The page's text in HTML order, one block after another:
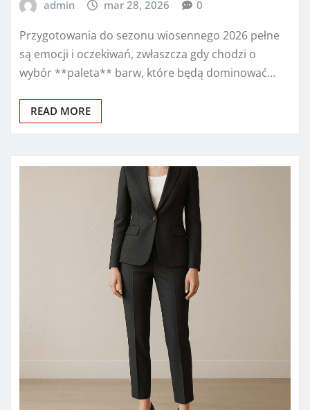
admin mar 28, 2026 0
Przygotowania do sezonu wiosennego 2026 pełne
są emocji i oczekiwań, zwłaszcza gdy chodzi o
wybór **paleta** barw, które będą dominować…
READ MORE